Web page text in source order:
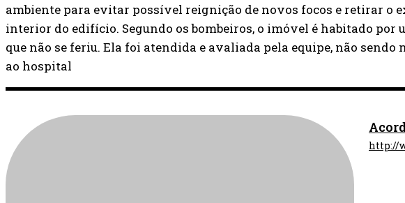
ambiente para evitar possível reignição de novos focos e retirar o
interior do edifício. Segundo os bombeiros, o imóvel é habitado por
que não se feriu. Ela foi atendida e avaliada pela equipe, não
ao hospital
http://